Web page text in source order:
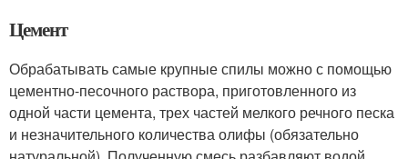
Цемент
Обрабатывать самые крупные спилы можно с помощью
цементно-песочного раствора, приготовленного из
одной части цемента, трех частей мелкого речного песка
и незначительного количества олифы (обязательно